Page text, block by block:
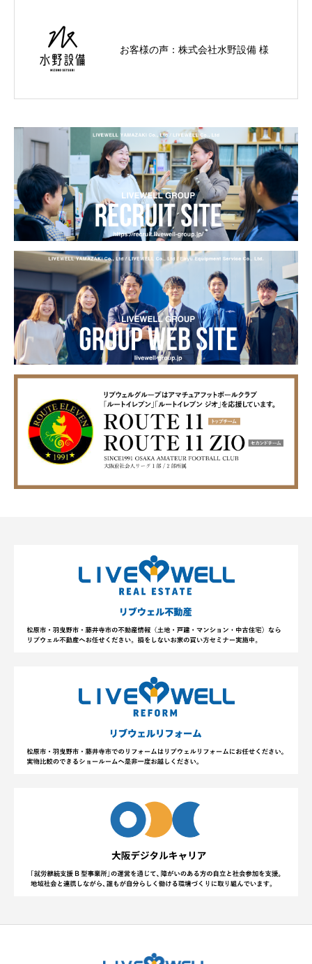
お客様の声：株式会社水野設備 様